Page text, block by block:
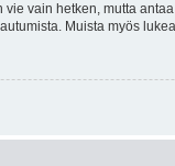
vain hetken, mutta
Muista myös